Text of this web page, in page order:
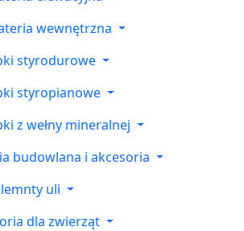
wewnętrzna
styrodurowe
styropianowe
z wełny mineralnej
budowlana i akcesoria
uli
dla zwierząt